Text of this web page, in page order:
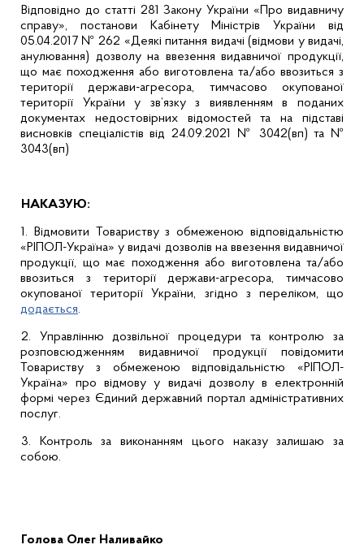
Відповідно до статті 281 Закону України «Про видавничу
справу», постанови Кабінету Міністрів України від
05.04.2017 № 262 «Деякі питання видачі (відмови у видачі,
анулювання) дозволу на ввезення видавничої продукції,
що має походження або виготовлена та/або ввозиться з
території держави-агресора, тимчасово окупованої
території України у зв’язку з виявленням в поданих
документах недостовірних відомостей та на підставі
висновків спеціалістів від 24.09.2021 № 3042(вп) та №
3043(вп)
НАКАЗУЮ:
1. Відмовити Товариству з обмеженою відповідальністю
«РІПОЛ-Україна» у видачі дозволів на ввезення видавничої
продукції, що має походження або виготовлена та/або
ввозиться з території держави-агресора, тимчасово
окупованої території України, згідно з переліком, що
додається.
2. Управлінню дозвільної процедури та контролю за
розповсюдженням видавничої продукції повідомити
Товариству з обмеженою відповідальністю «РІПОЛ-
Україна» про відмову у видачі дозволу в електронній
формі через Єдиний державний портал адміністративних
послуг.
3. Контроль за виконанням цього наказу залишаю за
собою.
Голова Олег Наливайко